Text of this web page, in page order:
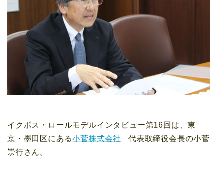
イクボス・ロールモデルインタビュー第16回は、東
京・墨田区にある小菅株式会社
代表取締役会長の小菅
崇行さん。